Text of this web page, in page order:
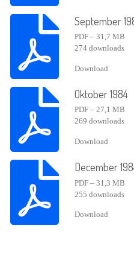
September
PDF – 31,7 MB
274 downloads
Download
Oktober 1984
PDF – 27,1 MB
269 downloads
Download
December
PDF – 31,3 MB
255 downloads
Download